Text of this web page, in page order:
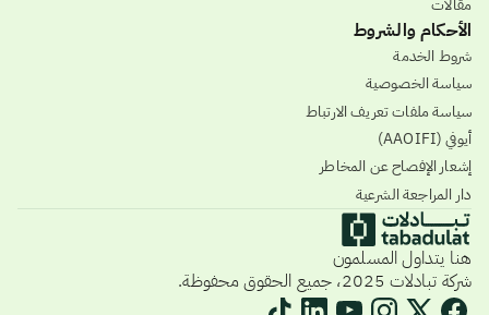
مقالات
الأحكام والشروط
شروط الخدمة
سياسة الخصوصية
سياسة ملفات تعريف الارتباط
أيوفي (AAOIFI)
إشعار الإفصاح عن المخاطر
دار المراجعة الشرعية
هنا يتداول المسلمون
شركة تبادلات 2025، جميع الحقوق محفوظة.